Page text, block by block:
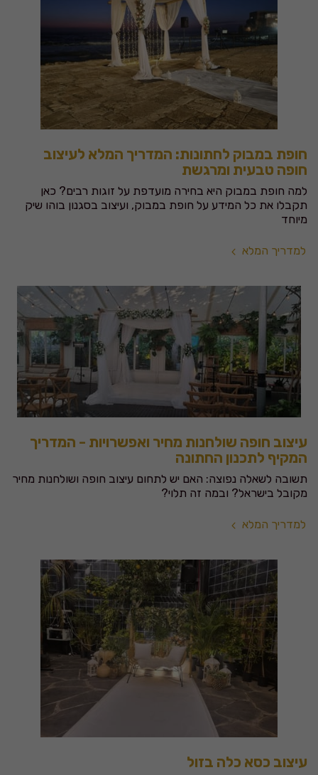
חופת במבוק לחתונות: המדריך המלא לעיצוב
חופה טבעית ומרגשת
למה חופת במבוק היא בחירה מועדפת על זוגות רבים? כאן
תקבלו את כל המידע על חופת במבוק, ועיצוב בסגנון בוהו שיק
מיוחד
למדריך המלא
עיצוב חופה שולחנות מחיר ואפשרויות - המדריך
המקיף לתכנון החתונה
תשובה לשאלה נפוצה: האם יש לתחום עיצוב חופה ושולחנות מחיר
מקובל בישראל? ובמה זה תלוי?
למדריך המלא
עיצוב כסא כלה בזול